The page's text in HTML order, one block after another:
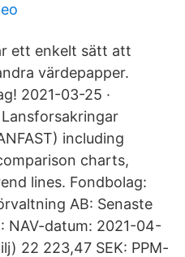
ett enkelt sätt att
värdepapper.
2021-03-25 ·
including
charts,
lines. Fondbolag:
AB: Senaste
NAV-datum: 2021-04-
22 223,47 SEK: PPM-